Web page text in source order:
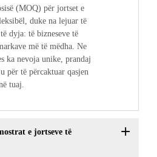
(MOQ) për jortset e
duke na lejuar të
dyja: të bizneseve të
më të mëdha. Ne
ka nevoja unike, prandaj
për të përcaktuar qasjen
tuaj.
e jortseve të